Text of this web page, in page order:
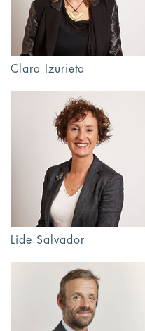
Clara Izurieta
Lide Salvador